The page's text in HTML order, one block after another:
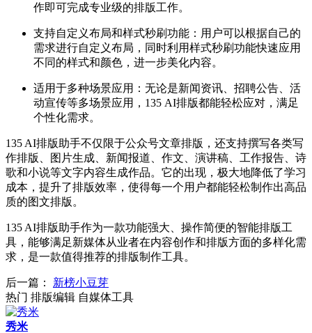
作即可完成专业级的排版工作。
支持自定义布局和样式秒刷功能：用户可以根据自己的
需求进行自定义布局，同时利用样式秒刷功能快速应用
不同的样式和颜色，进一步美化内容。
适用于多种场景应用：无论是新闻资讯、招聘公告、活
动宣传等多场景应用，135 AI排版都能轻松应对，满足
个性化需求。
135 AI排版助手不仅限于公众号文章排版，还支持撰写各类写
作排版、图片生成、新闻报道、作文、演讲稿、工作报告、诗
歌和小说等文字内容生成作品。它的出现，极大地降低了学习
成本，提升了排版效率，使得每一个用户都能轻松制作出高品
质的图文排版。
135 AI排版助手作为一款功能强大、操作简便的智能排版工
具，能够满足新媒体从业者在内容创作和排版方面的多样化需
求，是一款值得推荐的排版制作工具。
后一篇：
新榜小豆芽
热门 排版编辑 自媒体工具
秀米